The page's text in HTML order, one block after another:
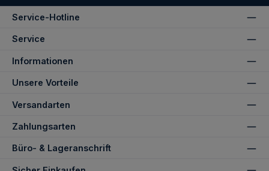
Service-Hotline
Service
Informationen
Unsere Vorteile
Versandarten
Zahlungsarten
Büro- & Lageranschrift